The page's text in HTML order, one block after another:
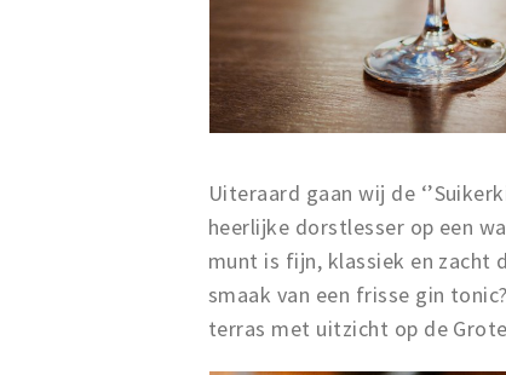
Uiteraard gaan wij de
heerlijke dorstlesser op een
munt is fijn, klassiek en zacht
smaak van een frisse gin
terras met uitzicht op de